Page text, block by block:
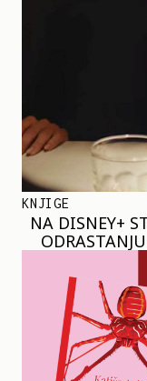
KNJIGE
NA DISNEY+